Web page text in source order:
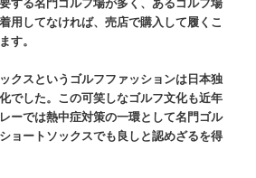
用してなければ、売店で購入して履くこ
す。
クスというゴルフファッションは日本独
でした。この可笑しなゴルフ文化も近年
ーでは熱中症対策の一環として名門ゴル
ョートソックスでも良しと認めざるを得